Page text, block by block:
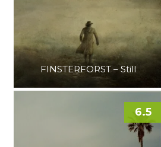
FINSTERFORST – Still
6.5